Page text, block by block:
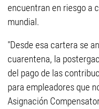
encuentran en riesgo a
mundial.
"Desde esa cartera se
cuarentena, la
del pago de las
para empleadores que
Asignación